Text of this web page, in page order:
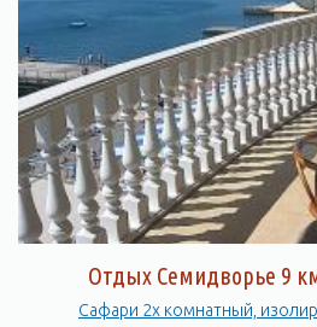
Отдых Семидворье 9
Сафари 2х комнатный,